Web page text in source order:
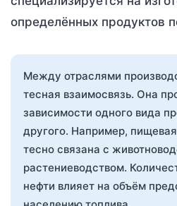
определённых продуктов
Между отраслями
тесная взаимосвязь. Она
зависимости одного вида
другого. Например,
тесно связана с
растениеводством.
нефти влияет на объём